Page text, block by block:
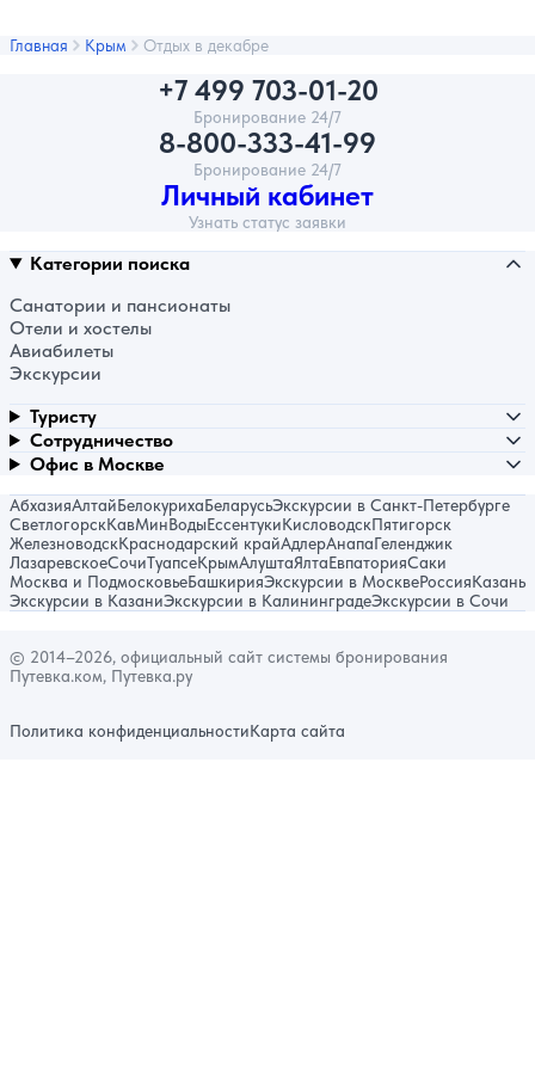
Главная Крым Отдых в декабре
+7 499 703-01-20
Бронирование 24/7
8-800-333-41-99
Бронирование 24/7
Личный кабинет
Узнать статус заявки
Категории поиска
Санатории и пансионаты
Отели и хостелы
Авиабилеты
Экскурсии
Туристу
Сотрудничество
Офис в Москве
АбхазияАлтайБелокурихаБеларусьЭкскурсии в Санкт-Петербурге
СветлогорскКавМинВодыЕссентукиКисловодскПятигорск
ЖелезноводскКраснодарский крайАдлерАнапаГеленджик
ЛазаревскоеСочиТуапсеКрымАлуштаЯлтаЕвпаторияСаки
Москва и ПодмосковьеБашкирияЭкскурсии в МосквеРоссияКазань
Экскурсии в КазаниЭкскурсии в КалининградеЭкскурсии в Сочи
© 2014–2026, официальный сайт системы бронирования
Путевка.ком, Путевка.ру
Политика конфиденциальностиКарта сайта